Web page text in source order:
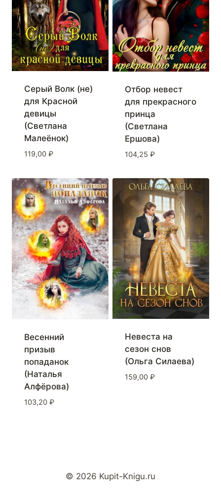
Серый Волк (не)
для Красной
девицы
(Светлана
Малеёнок)
119,00 ₽
Отбор невест
для прекрасного
принца
(Светлана
Ершова)
104,25 ₽
Весенний
призыв
попаданок
(Наталья
Алфёрова)
103,20 ₽
Невеста на
сезон снов
(Ольга Силаева)
159,00 ₽
© 2026 Kupit-Knigu.ru